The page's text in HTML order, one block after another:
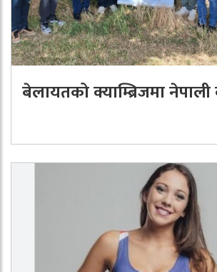
बेलायतको क्याम्ब्रिजमा नेपाली